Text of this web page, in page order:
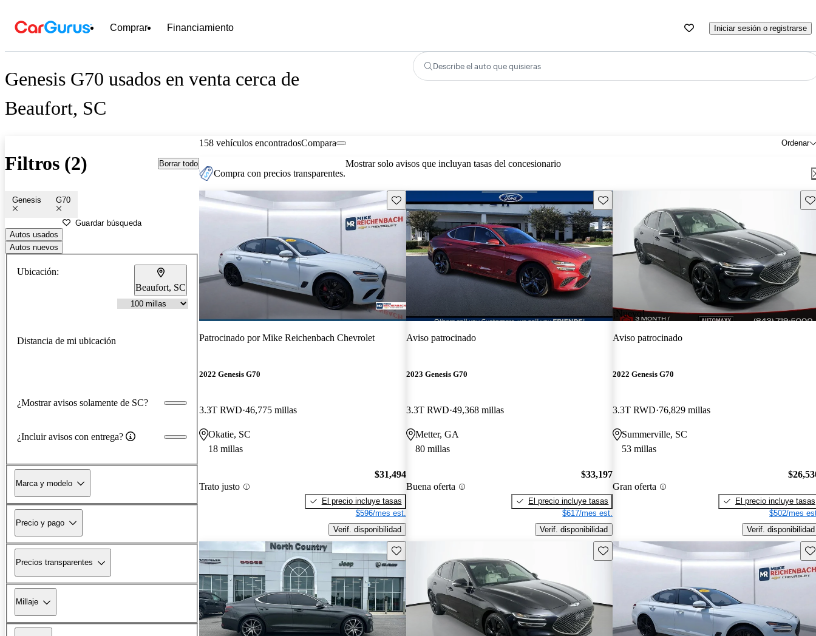
Comprar Financiamiento Iniciar sesión o registrarse
Genesis G70 usados en venta cerca de
Beaufort, SC
Describe el auto que quisieras
Filtros (2) Borrar todo
Genesis G70
Guardar búsqueda
Autos usados
Autos nuevos
Ubicación:
Beaufort, SC
Distancia de mi ubicación
¿Mostrar avisos solamente de SC?
¿Incluir avisos con entrega?
Marca y modelo
Precio y pago
Precios transparentes
Millaje
158 vehículos encontrados Ordenar
Compara
Compra con precios transparentes.
Mostrar solo avisos que incluyan tasas del concesionario
Guarda este Aviso
Patrocinado porMike Reichenbach Chevrolet
2022 Genesis G70
3.3T RWD 46,775 millas
Okatie, SC
18 millas
Trato justo
$31,494
El precio incluye tasas
$596/mes est.
Verif. disponibilidad
Guarda este Aviso
Aviso patrocinado
2023 Genesis G70
3.3T RWD 49,368 millas
Metter, GA
80 millas
Buena oferta
$33,197
El precio incluye tasas
$617/mes est.
Verif. disponibilidad
¡Nuevo!
Aviso patrocinado
2022 Genesis G70
3.3T RWD 76,829 millas
Summerville, SC
53 millas
Gran oferta
El precio incluye tasas
$502/mes
Verif. disponibilidad
Guarda este Aviso Guarda este Aviso